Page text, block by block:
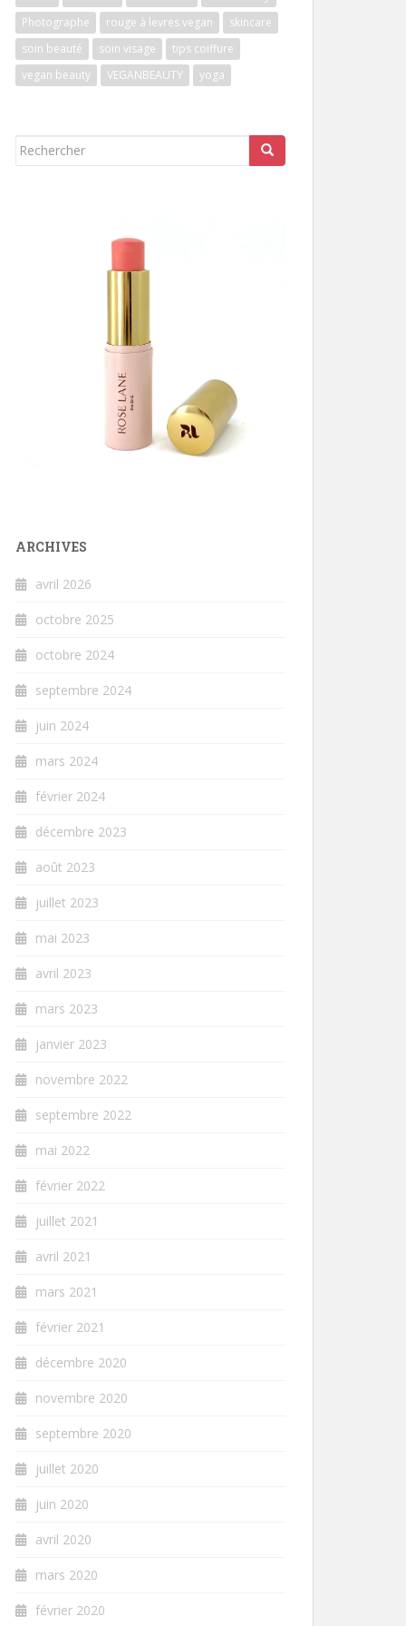
Photographe
rouge à levres vegan
skincare
soin beauté
soin visage
tips coiffure
vegan beauty
VEGANBEAUTY yoga
Rechercher...
ARCHIVES
avril 2026
octobre 2025
octobre 2024
septembre 2024
juin 2024
mars 2024
février 2024
décembre 2023
août 2023
juillet 2023
mai 2023
avril 2023
mars 2023
janvier 2023
novembre 2022
septembre 2022
mai 2022
février 2022
juillet 2021
avril 2021
mars 2021
février 2021
décembre 2020
novembre 2020
septembre 2020
juillet 2020
juin 2020
avril 2020
mars 2020
février 2020